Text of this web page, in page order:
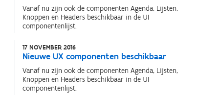
Vanaf nu zijn ook de componenten Agenda, Lijsten,
Knoppen en Headers beschikbaar in de UI
componentenlijst.
17 NOVEMBER 2016
Nieuwe UX componenten beschikbaar
Vanaf nu zijn ook de componenten Agenda, Lijsten,
Knoppen en Headers beschikbaar in de UI
componentenlijst.